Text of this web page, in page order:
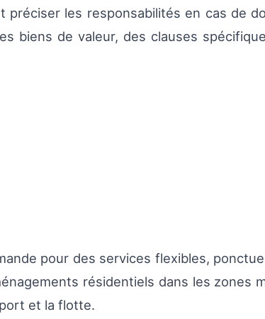
préciser les responsabilités en cas de
biens de valeur, des clauses
pour des services flexibles,
résidentiels dans les zones
et la flotte.